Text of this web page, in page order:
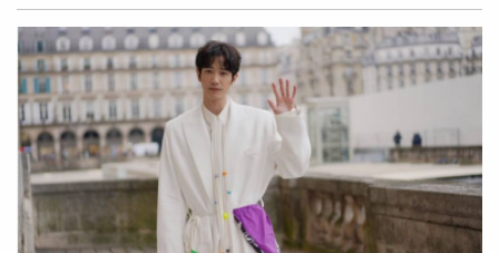
行」。另有人表示，「郝蕾」，李立群則回「太差」！李立
群隔空嗆郝蕾。（圖／翻攝自鳳凰網娛樂微博）接著有人說
沒提到顏丙燕這份榜單就沒公信力，「個人認為萬箭穿心裡
面是歐洲三大的演技」，李立群也回覆「顏丙燕OK，起碼
她真用功了」，對此，有網友界表示，「他不是評委，
郝蕾
也用不著他來評價和認可」、「
郝蕾 確實不行啊，也確實不
如周迅啊」、「支持李立群老師」、「故弄玄虛，什麼內行
外行的，好就是好，大多數人都認可的就是好」。李立群認
為顏丙燕演技OK。（圖／翻攝自鳳凰網娛樂微博）李立群